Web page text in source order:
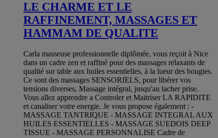
LE CHARME ET LE
RAFFINEMENT, MASSAGES ET
HAMMAM DE QUALITE
Carla masseuse professionnelle diplômée, vous reçoit à Nice
dans un cadre zen et raffiné pour des massages relaxants de
qualité sur table aux huiles essentielles, à la lueur des bougies.
Ce sont des massages SENSORIELS, pour libérer vos
tensions diverses, Massage intégral, jusqu'au lacher prise.
Vous allez apprendre a Controler et Maitriser LA RAPIDITE
et canaliser votre energie. Je vous propose également : -
MASSAGE TANTRIQUE - MASSAGE INTEGRAL AUX
HUILES ESSENTIELLES - MASSAGE SUEDOIS DEEP
TISSUE - MASSAGE PERSONNALISE Cadre de